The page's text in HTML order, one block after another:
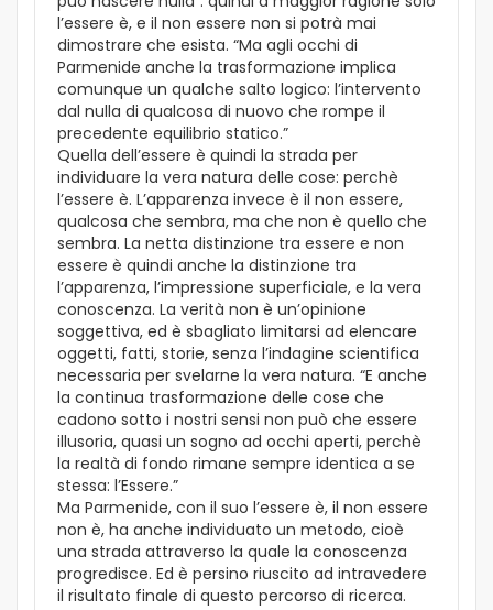
l’essere è, e il non essere non si potrà mai
dimostrare che esista. “Ma agli occhi di
Parmenide anche la trasformazione implica
comunque un qualche salto logico: l’intervento
dal nulla di qualcosa di nuovo che rompe il
precedente equilibrio statico.”
Quella dell’essere è quindi la strada per
individuare la vera natura delle cose: perchè
l’essere è. L’apparenza invece è il non essere,
qualcosa che sembra, ma che non è quello che
sembra. La netta distinzione tra essere e non
essere è quindi anche la distinzione tra
l’apparenza, l’impressione superficiale, e la vera
conoscenza. La verità non è un’opinione
soggettiva, ed è sbagliato limitarsi ad elencare
oggetti, fatti, storie, senza l’indagine scientifica
necessaria per svelarne la vera natura. “E anche
la continua trasformazione delle cose che
cadono sotto i nostri sensi non può che essere
illusoria, quasi un sogno ad occhi aperti, perchè
la realtà di fondo rimane sempre identica a se
stessa: l’Essere.”
Ma Parmenide, con il suo l’essere è, il non essere
non è, ha anche individuato un metodo, cioè
una strada attraverso la quale la conoscenza
progredisce. Ed è persino riuscito ad intravedere
il risultato finale di questo percorso di ricerca.